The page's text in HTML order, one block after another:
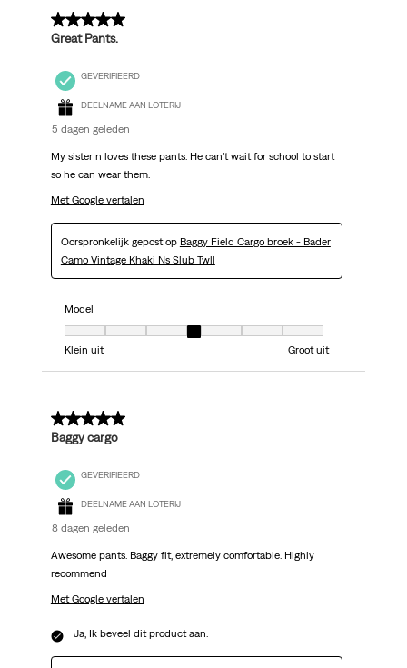
5 van 5 sterren.
Great Pants.
GEVERIFIEERD
DEELNAME AAN LOTERIJ
5 dagen geleden
My sister n loves these pants. He can’t wait for school to start
so he can wear them.
Met Google vertalen
Oorspronkelijk gepost op Baggy Field Cargo broek - Bader
Camo Vintage Khaki Ns Slub Twll
Model
Model, 4 van 7, waarbij 1 gelijk is aan Klein uit en 7 gelijk is aan Groot uit
Klein uit
Groot uit
5 van 5 sterren.
Baggy cargo
GEVERIFIEERD
DEELNAME AAN LOTERIJ
8 dagen geleden
Awesome pants. Baggy fit, extremely comfortable. Highly
recommend
Met Google vertalen
Ja, Ik beveel dit product aan.